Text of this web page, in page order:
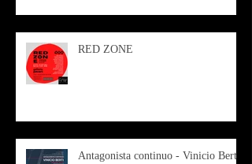
RED ZONE
Antagonista continuo - Vinicio Berti